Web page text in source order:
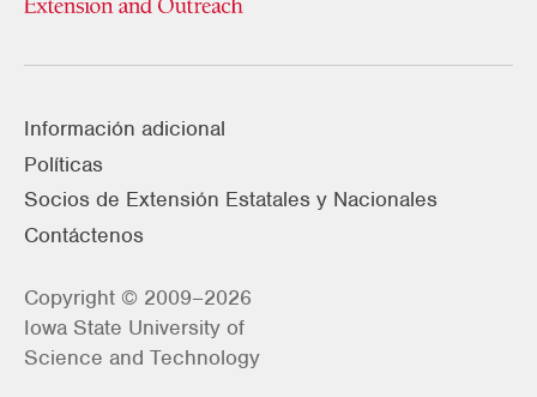
Información adicional
Políticas
Socios de Extensión Estatales y Nacionales
Contáctenos
Copyright © 2009–2026
Iowa State University of
Science and Technology